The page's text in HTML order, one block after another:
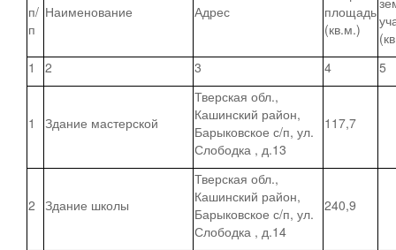
п/
п
Наименование Адрес
площадь
(кв.м.)
1
2 3 4 5
1 Здание мастерской
Тверская обл.,
Кашинский район,
Барыковское с/п, ул.
Слободка , д.13
117,7
2 Здание школы
Тверская обл.,
Кашинский район,
Барыковское с/п, ул.
Слободка , д.14
240,9